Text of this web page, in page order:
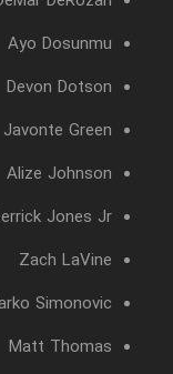
Ayo Dosunmu
Devon Dotson
Javonte Green
Alize Johnson
Jones Jr.
Zach LaVine
Simonovic
Matt Thomas